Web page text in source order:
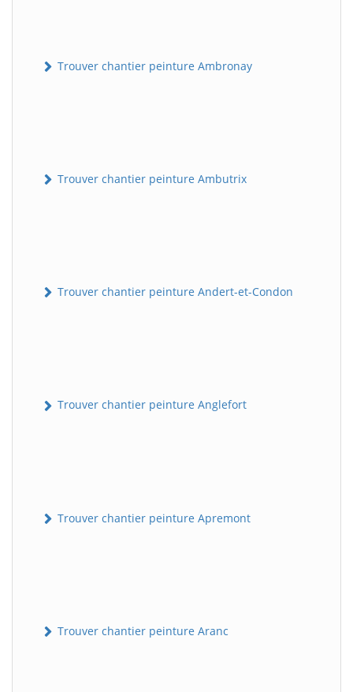
Trouver chantier peinture Ambronay
Trouver chantier peinture Ambutrix
Trouver chantier peinture Andert-et-Condon
Trouver chantier peinture Anglefort
Trouver chantier peinture Apremont
Trouver chantier peinture Aranc